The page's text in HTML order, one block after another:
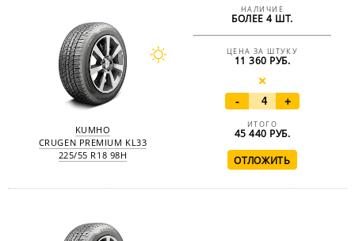
KUMHO
CRUGEN PREMIUM KL33
225/55 R18 98H
НАЛИЧИЕ
БОЛЕЕ 4 ШТ.
ЦЕНА ЗА ШТУКУ
11 360 РУБ.
- +
ИТОГО
45 440 РУБ.